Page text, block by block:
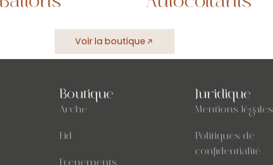
Voir la boutique
Boutique
Arche
Eid
Juridique
Mentions légales
Politiques de
confidentialité